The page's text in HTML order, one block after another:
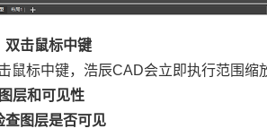
双击鼠标中键
鼠标中键，浩辰CAD会立即执行范围缩
层和可见性
查图层是否可见